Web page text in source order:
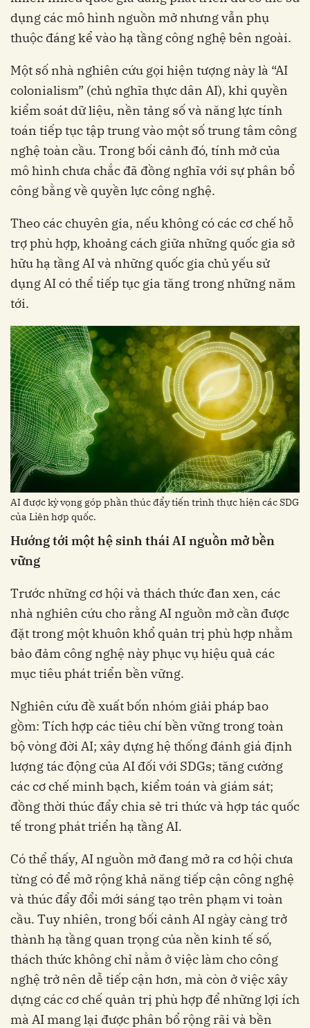
dụng các mô hình nguồn mở nhưng vẫn phụ
thuộc đáng kể vào hạ tầng công nghệ bên ngoài.
Một số nhà nghiên cứu gọi hiện tượng này là “AI
colonialism” (chủ nghĩa thực dân AI), khi quyền
kiểm soát dữ liệu, nền tảng số và năng lực tính
toán tiếp tục tập trung vào một số trung tâm công
nghệ toàn cầu. Trong bối cảnh đó, tính mở của
mô hình chưa chắc đã đồng nghĩa với sự phân bổ
công bằng về quyền lực công nghệ.
Theo các chuyên gia, nếu không có các cơ chế hỗ
trợ phù hợp, khoảng cách giữa những quốc gia sở
hữu hạ tầng AI và những quốc gia chủ yếu sử
dụng AI có thể tiếp tục gia tăng trong những năm
tới.
AI được kỳ vọng góp phần thúc đẩy tiến trình thực hiện các SDG
của Liên hợp quốc.
Hướng tới một hệ sinh thái AI nguồn mở bền
vững
Trước những cơ hội và thách thức đan xen, các
nhà nghiên cứu cho rằng AI nguồn mở cần được
đặt trong một khuôn khổ quản trị phù hợp nhằm
bảo đảm công nghệ này phục vụ hiệu quả các
mục tiêu phát triển bền vững.
Nghiên cứu đề xuất bốn nhóm giải pháp bao
gồm: Tích hợp các tiêu chí bền vững trong toàn
bộ vòng đời AI; xây dựng hệ thống đánh giá định
lượng tác động của AI đối với SDGs; tăng cường
các cơ chế minh bạch, kiểm toán và giám sát;
đồng thời thúc đẩy chia sẻ tri thức và hợp tác quốc
tế trong phát triển hạ tầng AI.
Có thể thấy, AI nguồn mở đang mở ra cơ hội chưa
từng có để mở rộng khả năng tiếp cận công nghệ
và thúc đẩy đổi mới sáng tạo trên phạm vi toàn
cầu. Tuy nhiên, trong bối cảnh AI ngày càng trở
thành hạ tầng quan trọng của nền kinh tế số,
thách thức không chỉ nằm ở việc làm cho công
nghệ trở nên dễ tiếp cận hơn, mà còn ở việc xây
dựng các cơ chế quản trị phù hợp để những lợi ích
mà AI mang lại được phân bổ rộng rãi và bền